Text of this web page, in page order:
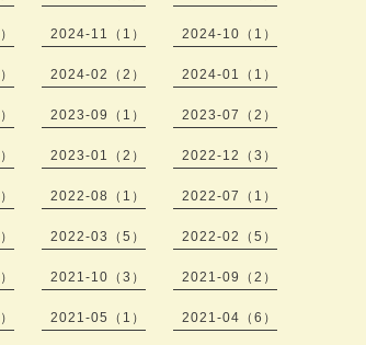
2024-11（1） 2024-10（1）
2024-02（2） 2024-01（1）
2023-09（1） 2023-07（2）
2023-01（2） 2022-12（3）
2022-08（1） 2022-07（1）
2022-03（5） 2022-02（5）
2021-10（3） 2021-09（2）
2021-05（1） 2021-04（6）